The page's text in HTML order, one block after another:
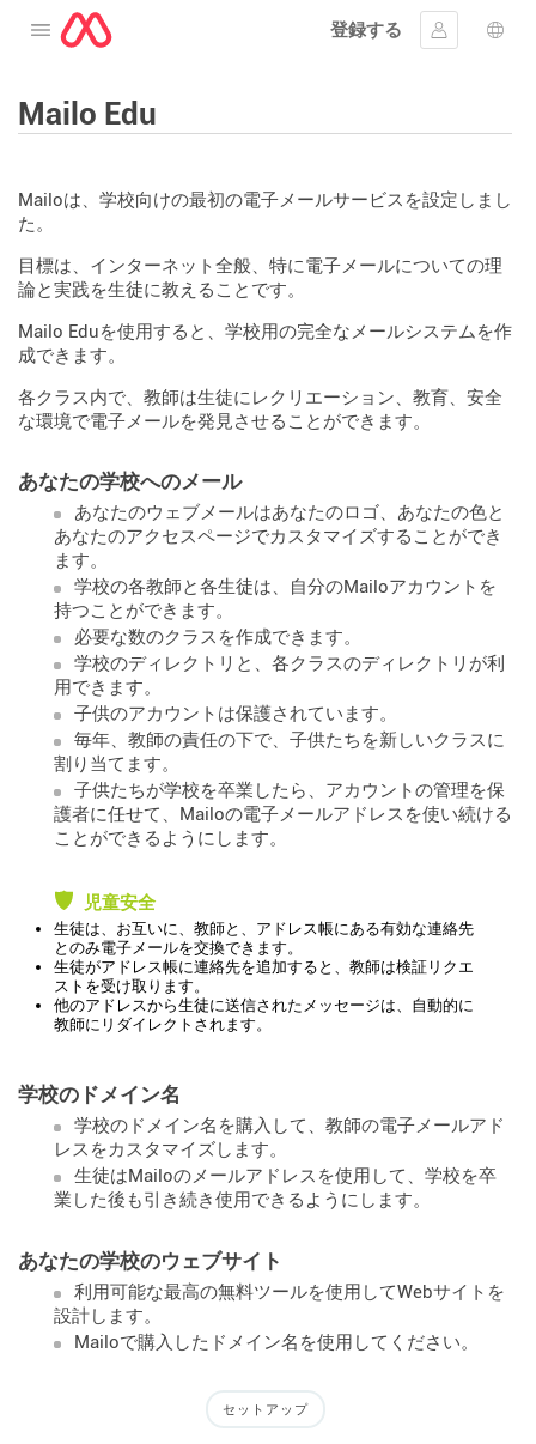
メニューを開く
登録する
ｻｲﾝｲﾝする言語
Mailo Edu
Mailoは、学校向けの最初の電子メールサービスを設定しまし
た。
目標は、インターネット全般、特に電子メールについての理
論と実践を生徒に教えることです。
Mailo Eduを使用すると、学校用の完全なメールシステムを作
成できます。
各クラス内で、教師は生徒にレクリエーション、教育、安全
な環境で電子メールを発見させることができます。
あなたの学校へのメール
あなたのウェブメールはあなたのロゴ、あなたの色と
あなたのアクセスページでカスタマイズすることができ
ます。
学校の各教師と各生徒は、自分のMailoアカウントを
持つことができます。
必要な数のクラスを作成できます。
学校のディレクトリと、各クラスのディレクトリが利
用できます。
子供のアカウントは保護されています。
毎年、教師の責任の下で、子供たちを新しいクラスに
割り当てます。
子供たちが学校を卒業したら、アカウントの管理を保
護者に任せて、Mailoの電子メールアドレスを使い続ける
ことができるようにします。
児童安全
生徒は、お互いに、教師と、アドレス帳にある有効な連絡先
とのみ電子メールを交換できます。
生徒がアドレス帳に連絡先を追加すると、教師は検証リクエ
ストを受け取ります。
他のアドレスから生徒に送信されたメッセージは、自動的に
教師にリダイレクトされます。
学校のドメイン名
学校のドメイン名を購入して、教師の電子メールアド
レスをカスタマイズします。
生徒はMailoのメールアドレスを使用して、学校を卒
業した後も引き続き使用できるようにします。
あなたの学校のウェブサイト
利用可能な最高の無料ツールを使用してWebサイトを
設計します。
Mailoで購入したドメイン名を使用してください。
セットアップ